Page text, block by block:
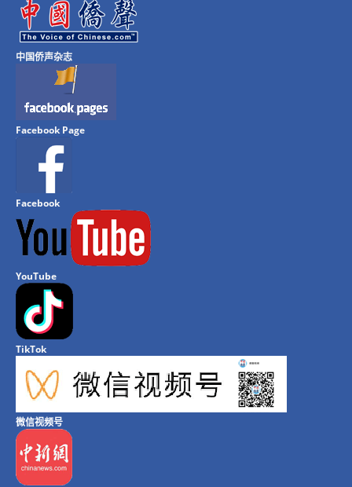
中国侨声杂志
Facebook Page
Facebook
YouTube
TikTok
微信视频号